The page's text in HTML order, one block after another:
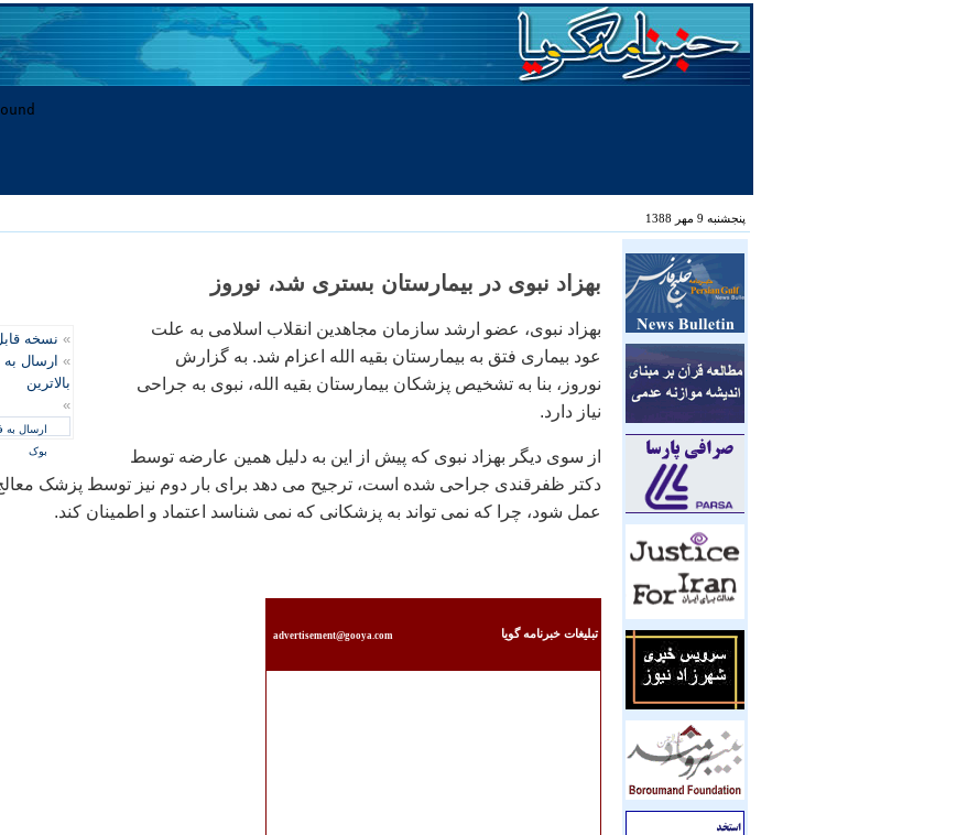
پنجشنبه 9 مهر 1388
بهزاد نبوی در بيمارستان بستری شد، نوروز
» نسخه
» ارسال به
بالاترین
»
ارسال به
بوک
بهزاد نبوی، عضو ارشد سازمان مجاهدين انقلاب اسلامی به علت
عود بيماری فتق به بيمارستان بقيه الله اعزام شد. به گزارش
نوروز، بنا به تشخيص پزشکان بيمارستان بقيه الله، نبوی به جراحی
نياز دارد.
از سوی ديگر بهزاد نبوی که پيش از اين به دليل همين عارضه توسط
دکتر ظفرقندی جراحی شده است، ترجيح می دهد برای بار دوم نيز توسط پزشک
عمل شود، چرا که نمی تواند به پزشکانی که نمی شناسد اعتماد و اطمينان کند.
تبليغات خبرنامه گويا advertisement@gooya.com